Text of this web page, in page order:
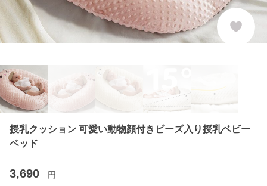
授乳クッション 可愛い動物顔付きビーズ入り授乳ベビー
ベッド
3,690 円